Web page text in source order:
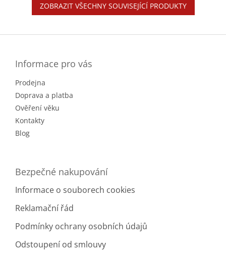
ZOBRAZIT VŠECHNY SOUVISEJÍCÍ PRODUKTY
Informace pro vás
Prodejna
Doprava a platba
Ověření věku
Kontakty
Blog
Bezpečné nakupování
Informace o souborech cookies
Reklamační řád
Podmínky ochrany osobních údajů
Odstoupení od smlouvy